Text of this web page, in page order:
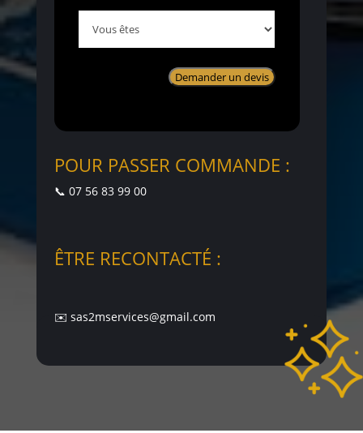
êtes
POUR PASSER COMMANDE :
📞 07 56 83 99 00
ÊTRE RECONTACTÉ :
✉️ sas2mservices@gmail.com